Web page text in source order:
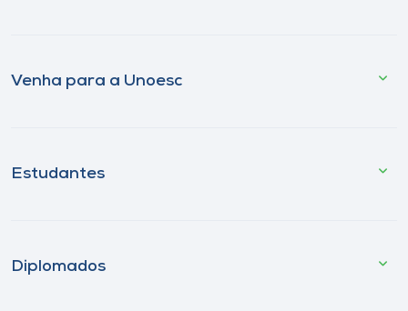
Venha para a Unoesc
Estudantes
Diplomados